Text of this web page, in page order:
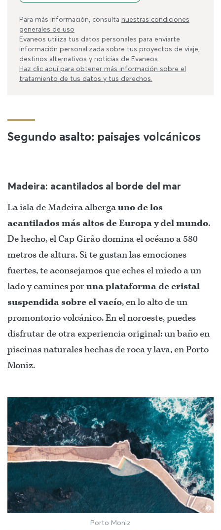
Para más información, consulta nuestras condiciones
generales de uso
Evaneos utiliza tus datos personales para enviarte
información personalizada sobre tus proyectos de viaje,
destinos alternativos y noticias de Evaneos.
Haz clic aquí para obtener más información sobre el
tratamiento de tus datos y tus derechos.
Segundo asalto: paisajes volcánicos
Madeira: acantilados al borde del mar
La isla de Madeira albergauno de los
acantilados más altos de Europa y del mundo.
De hecho, el Cap Girão domina el océano a 580
metros de altura. Si te gustan las emociones
fuertes, te aconsejamos que eches el miedo a un
lado y camines poruna plataforma de cristal
suspendida sobre el vacío, en lo alto de un
promontorio volcánico. En el noroeste, puedes
disfrutar de otra experiencia original: un baño en
piscinas naturales hechas de roca y lava, en Porto
Moniz.
©
Porto Moniz